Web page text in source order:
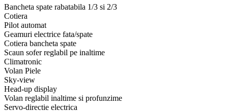
Bancheta spate rabatabila 1/3 si 2/3
Cotiera
Pilot automat
Geamuri electrice fata/spate
Cotiera bancheta spate
Scaun sofer reglabil pe inaltime
Climatronic
Volan Piele
Sky-view
Head-up display
Volan reglabil inaltime si profunzime
Servo-directie electrica